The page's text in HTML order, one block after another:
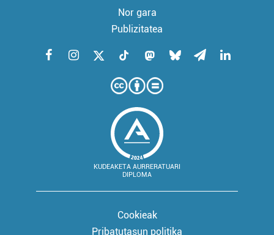
Nor gara
Publizitatea
KUDEAKETA AURRERATUARI
DIPLOMA
Cookieak
Pribatutasun politika